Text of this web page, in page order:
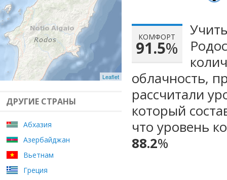
Leaflet
ДРУГИЕ СТРАНЫ
Абхазия
Азербайджан
Вьетнам
Греция
КОМФОРТ
91.5%
облачность,
рассчитали
который
что уровень
88.2%